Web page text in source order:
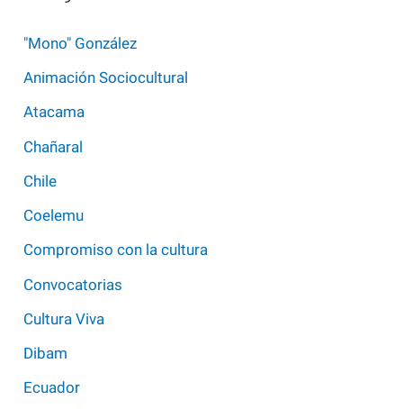
"Mono" González
Animación Sociocultural
Atacama
Chañaral
Chile
Coelemu
Compromiso con la cultura
Convocatorias
Cultura Viva
Dibam
Ecuador